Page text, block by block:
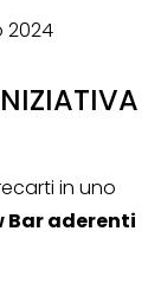
2024
in uno
Bar aderenti